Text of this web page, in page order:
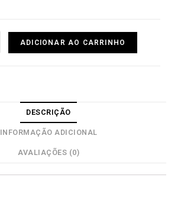
ADICIONAR AO CARRINHO
DESCRIÇÃO
INFORMAÇÃO ADICIONAL
AVALIAÇÕES (0)